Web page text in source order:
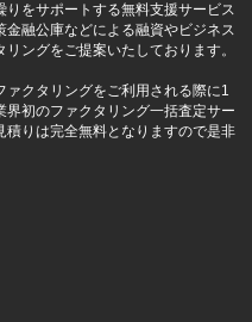
をサポートする無料支援サービス
融公庫などによる融資やビジネス
ングをご提案いたしております。
クタリングをご利用される際に1
初のファクタリング一括査定サー
積りは完全無料となりますので是非